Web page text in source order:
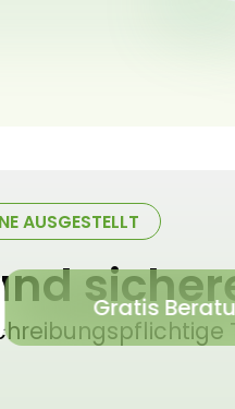
AUSGESTELLT
Gratis